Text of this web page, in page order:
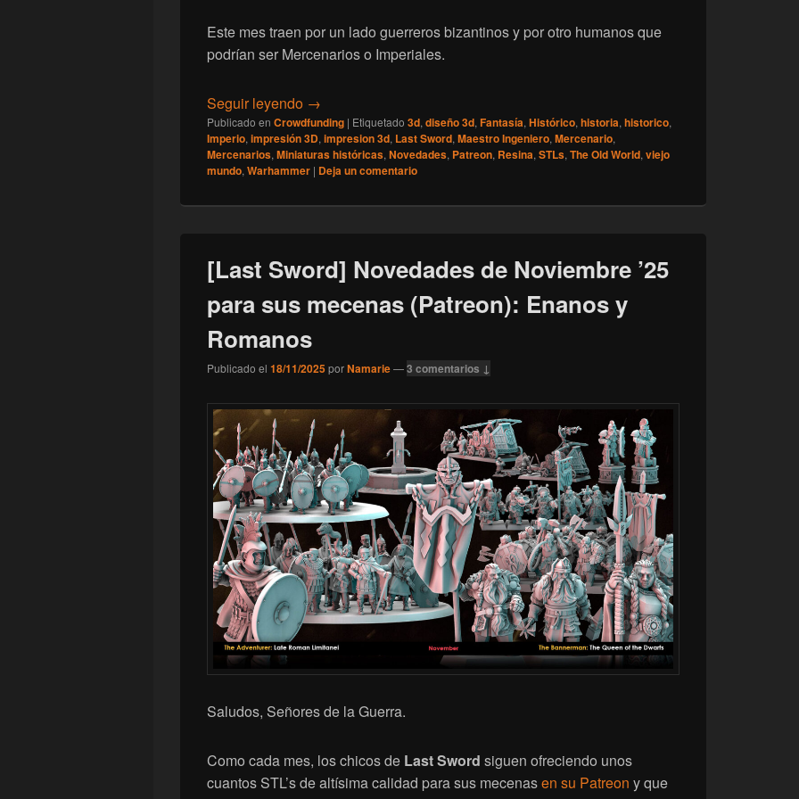
Este mes traen por un lado guerreros bizantinos y por otro humanos que
podrían ser Mercenarios o Imperiales.
Seguir leyendo [Last Sword] Novedades de Diciembre ’25 para sus mecenas (Patreon):
→
Publicado en Crowdfunding | Etiquetado 3d, diseño 3d, Fantasía, Histórico, historia, historico,
Imperio, impresión 3D, impresion 3d, Last Sword, Maestro Ingeniero, Mercenario,
Mercenarios, Miniaturas históricas, Novedades, Patreon, Resina, STLs, The Old World, viejo
mundo, Warhammer | Deja un comentario
[Last Sword] Novedades de Noviembre ’25
para sus mecenas (Patreon): Enanos y
Romanos
Publicado el 18/11/2025porNamarie—3 comentarios ↓
Saludos, Señores de la Guerra.
Como cada mes, los chicos de Last Sword siguen ofreciendo unos
cuantos STL’s de altísima calidad para sus mecenasen su Patreon y que